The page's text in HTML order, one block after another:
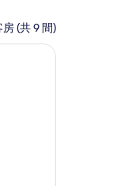
(共 9 間)
| 客房內保險箱、書桌